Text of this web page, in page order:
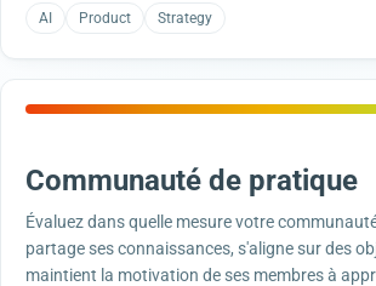
AI Product Strategy
Communauté de pratique
Évaluez dans quelle mesure votre
partage ses connaissances, s'aligne sur des
maintient la motivation de ses membres à